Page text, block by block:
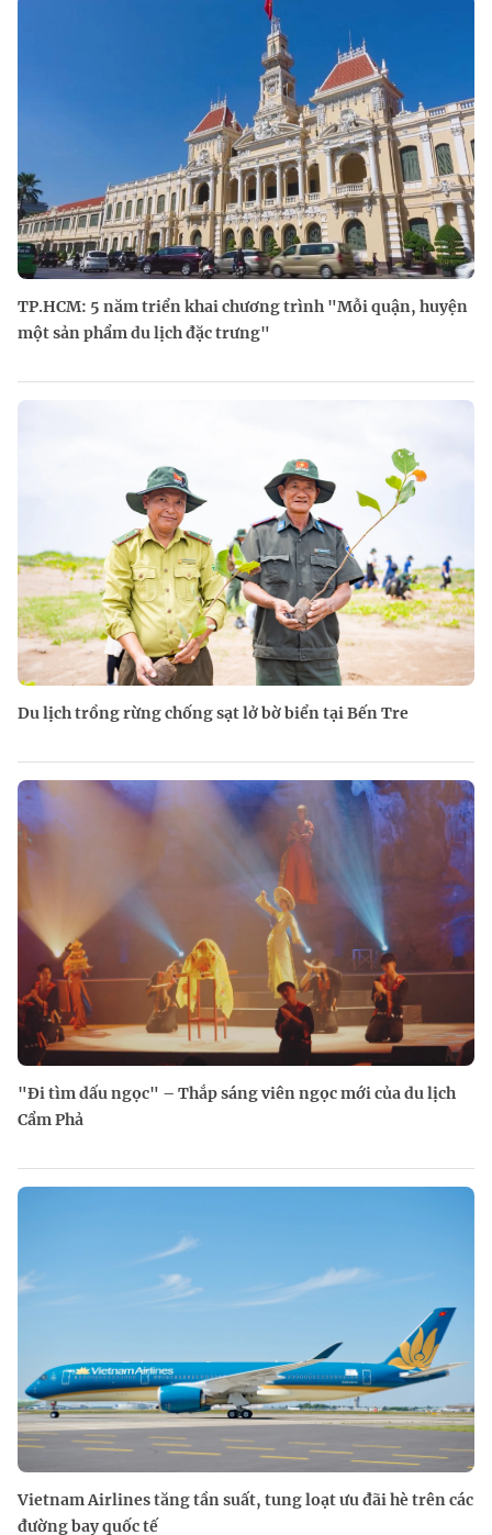
TP.HCM: 5 năm triển khai chương trình "Mỗi quận, huyện
một sản phẩm du lịch đặc trưng"
Du lịch trồng rừng chống sạt lở bờ biển tại Bến Tre
"Đi tìm dấu ngọc" – Thắp sáng viên ngọc mới của du lịch
Cẩm Phả
Vietnam Airlines tăng tần suất, tung loạt ưu đãi hè trên các
đường bay quốc tế